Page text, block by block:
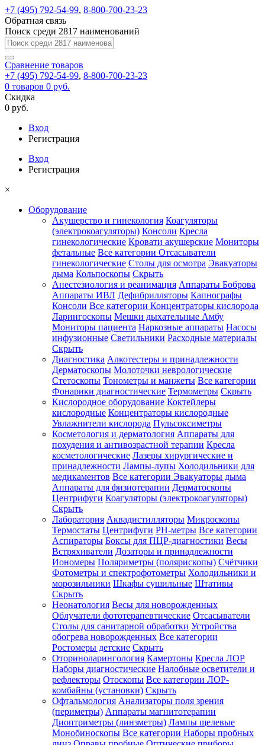
+7 (495) 792-54-99, 8-800-700-23-23
Обратная связь
Поиск среди 2817 наименований
Сравнение товаров
+7 (495) 792-54-99, 8-800-700-23-23
0 товаров 0 руб.
Скидка
0 руб.
Вход
Регистрация
Вход
Регистрация
×
Оборудование
Акушерство и гинекология Коагуляторы
(электрокоагуляторы) Консоли Кресла
гинекологические Кровати акушерские Мониторы
фетальные Все категории Отсасыватели
гинекологические Столы для осмотра Эвакуаторы
дыма Кольпоскопы Скрыть
Анестезиология и реанимация Аппараты Боброва
Аппараты ИВЛ Дефибрилляторы Капнографы
Консоли Все категории Концентраторы кислорода
Ларингоскопы Мешки дыхательные Амбу
Мониторы пациента Наркозные аппараты Насосы
инфузионные Светильники Расходные материалы
Скрыть
Диагностика Алкотестеры и принадлежности
Дерматоскопы Молоточки неврологические
Стетоскопы Тонометры и манжеты Все категории
Фонарики диагностические Термометры Скрыть
Кислородное оборудование Коктейлеры
кислородные Концентраторы кислородные
Увлажнители кислорода Пульсоксиметры
Косметология и дерматология Аппараты для
похудения и антивозрастной терапии Кресла
косметологические Лазеры хирургические и
принадлежности Лампы-лупы Холодильники для
медикаментов Все категории Эвакуаторы дыма
Аппараты для физиотерапии Дерматоскопы
Центрифуги Коагуляторы (электрокоагуляторы)
Скрыть
Лаборатория Аквадистилляторы Микроскопы
Термостаты Центрифуги PH-метры Все категории
Аспираторы Боксы для ПЦР-диагностики Весы
Встряхиватели Дозаторы и принадлежности
Иономеры Поляриметры (полярископы) Счётчики
Фотометры и спектрофотометры Холодильники и
морозильники Шкафы сушильные Штативы
Скрыть
Неонатология Весы для новорожденных
Облучатели фототерапевтические Отсасыватели
Столы для санитарной обработки Устройства
обогрева новорожденных Все категории
Ростомеры детские Скрыть
Оториноларингология Камертоны Кресла ЛОР
Наборы диагностические Налобные осветители и
рефлекторы Отоскопы Все категории ЛОР-
комбайны (установки) Скрыть
Офтальмология Анализаторы поля зрения
(периметры) Аппараты магнитотерапии
Диоптриметры (линзметры) Лампы щелевые
Монобиноскопы Все категории Наборы пробных